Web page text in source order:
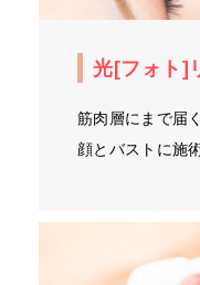
光[フォト]
筋肉層にまで届
顔とバストに施